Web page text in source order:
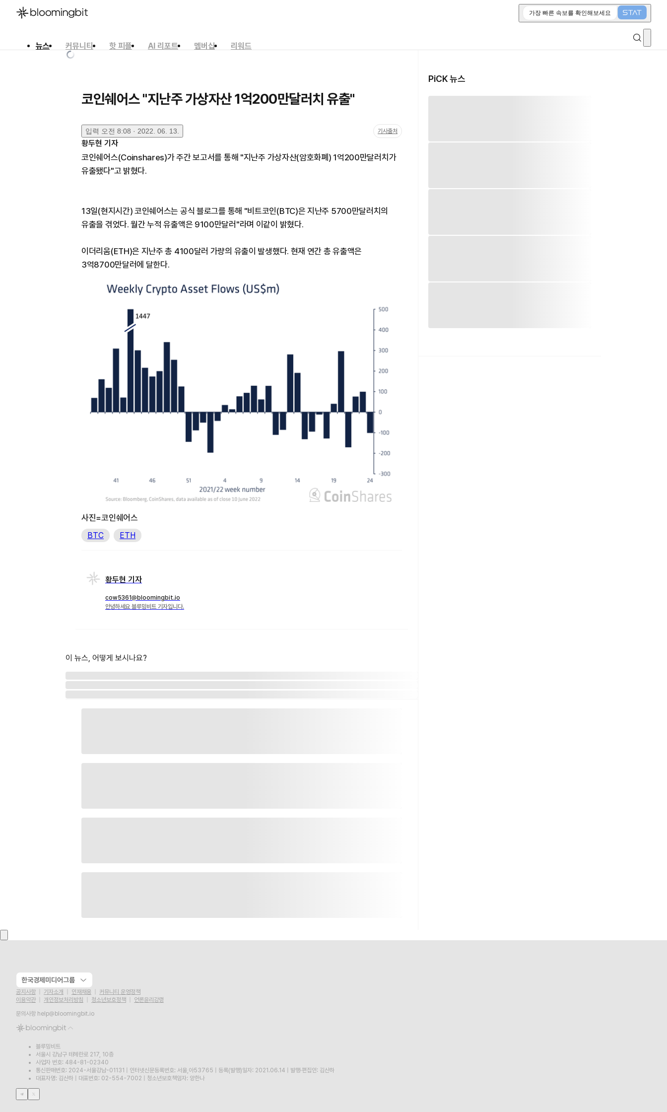
가장 빠른 속보를 확인해보세요
뉴스 커뮤니티 핫 피플 AI 리포트 멤버십
리워드
코인쉐어스 "지난주 가상자산 1억200만달러치 유출"
입력 오전 8:08 · 2022. 06. 13. 기사출처
황두현 기자
코인쉐어스(Coinshares)가 주간 보고서를 통해 "지난주 가상자산(암호화폐) 1억200만달러치가
유출됐다"고 밝혔다.
13일(현지시간) 코인쉐어스는 공식 블로그를 통해 "비트코인(BTC)은 지난주 5700만달러치의
유출을 겪었다. 월간 누적 유출액은 9100만달러"라며 이같이 밝혔다.
이더리움(ETH)은 지난주 총 4100달러 가량의 유출이 발생했다. 현재 연간 총 유출액은
3억8700만달러에 달한다.
사진=코인쉐어스
BTC ETH
황두현 기자
cow5361@bloomingbit.io
안녕하세요 블루밍비트 기자입니다.
이 뉴스, 어떻게 보시나요?
PiCK 뉴스
한국경제미디어그룹
공지사항 기자소개 인재채용
커뮤니티 운영정책
이용약관
개인정보처리방침 청소년보호정책
언론윤리강령
문의사항 help@bloomingbit.io
블루밍비트
서울시 강남구 테헤란로 217, 10층
사업자 번호: 484-81-02340
통신판매번호: 2024-서울강남-01131
인터넷신문등록번호: 서울,아53765 등록(발행)일자: 2021.06.14
발행·편집인: 김산하
대표자명: 김산하
대표번호: 02-554-7002 청소년보호책임자: 양한나